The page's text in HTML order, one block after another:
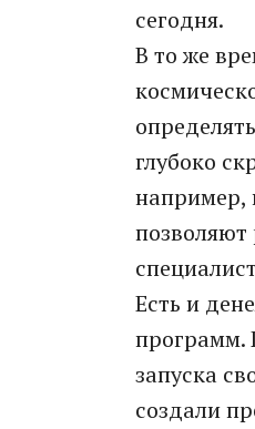
сегодня.
В то же
глубоко
например,
Есть и
программ.
запуска
создали